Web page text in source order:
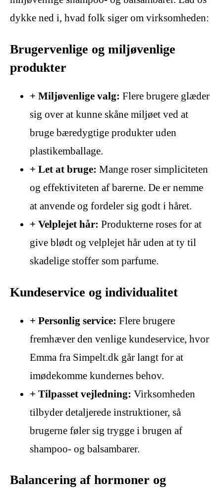
dykke ned i, hvad folk siger om virksomheden:
Brugervenlige og miljøvenlige
produkter
+ Miljøvenlige valg: Flere brugere glæder
sig over at kunne skåne miljøet ved at
bruge bæredygtige produkter uden
plastikemballage.
+ Let at bruge: Mange roser simpliciteten
og effektiviteten af barerne. De er nemme
at anvende og fordeler sig godt i håret.
+ Velplejet hår: Produkterne roses for at
give blødt og velplejet hår uden at ty til
skadelige stoffer som parfume.
Kundeservice og individualitet
+ Personlig service: Flere brugere
fremhæver den venlige kundeservice, hvor
Emma fra Simpelt.dk går langt for at
imødekomme kundernes behov.
+ Tilpasset vejledning: Virksomheden
tilbyder detaljerede instruktioner, så
brugerne føler sig trygge i brugen af
shampoo- og balsambarer.
Balancering af hormoner og